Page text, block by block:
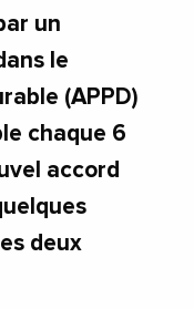
un
le
(APPD)
chaque 6
accord
deux